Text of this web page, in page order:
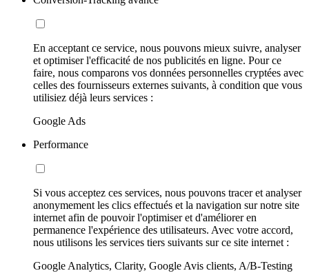
En acceptant ce service, nous pouvons mieux suivre, analyser
et optimiser l'efficacité de nos publicités en ligne. Pour ce
faire, nous comparons vos données personnelles cryptées avec
celles des fournisseurs externes suivants, à condition que vous
utilisiez déjà leurs services :
Google Ads
Performance
Si vous acceptez ces services, nous pouvons tracer et analyser
anonymement les clics effectués et la navigation sur notre site
internet afin de pouvoir l'optimiser et d'améliorer en
permanence l'expérience des utilisateurs. Avec votre accord,
nous utilisons les services tiers suivants sur ce site internet :
Google Analytics, Clarity, Google Avis clients, A/B-Testing